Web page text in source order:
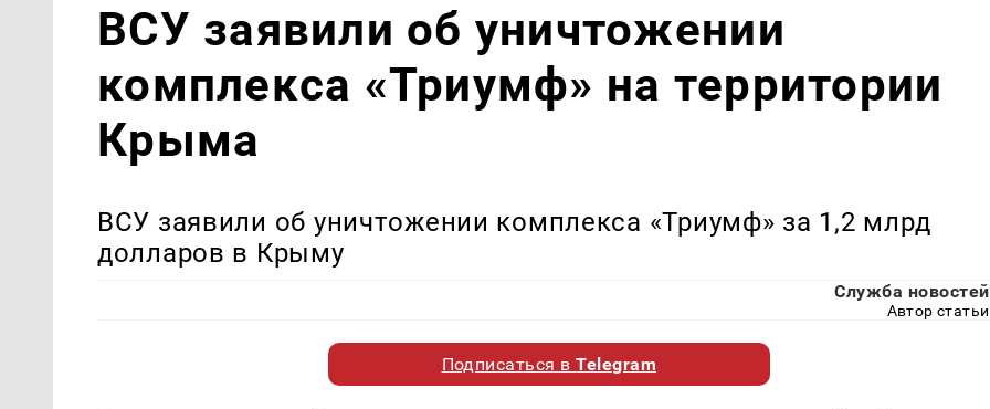
ВСУ заявили об уничтожении
комплекса «Триумф» на территории
Крыма
ВСУ заявили об уничтожении комплекса «Триумф» за 1,2 млрд
долларов в Крыму
Служба новостей
Автор статьи
Подписаться вTelegram